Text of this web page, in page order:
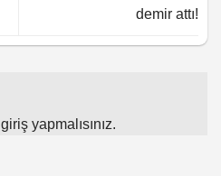
demir attı!
giriş yapmalısınız.